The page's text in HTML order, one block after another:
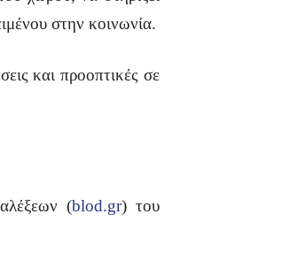
στην κοινωνία.
και προοπτικές σε
(blod.gr) του